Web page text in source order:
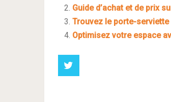
Guide d’achat et de prix
Trouvez le porte-
Optimisez votre espace